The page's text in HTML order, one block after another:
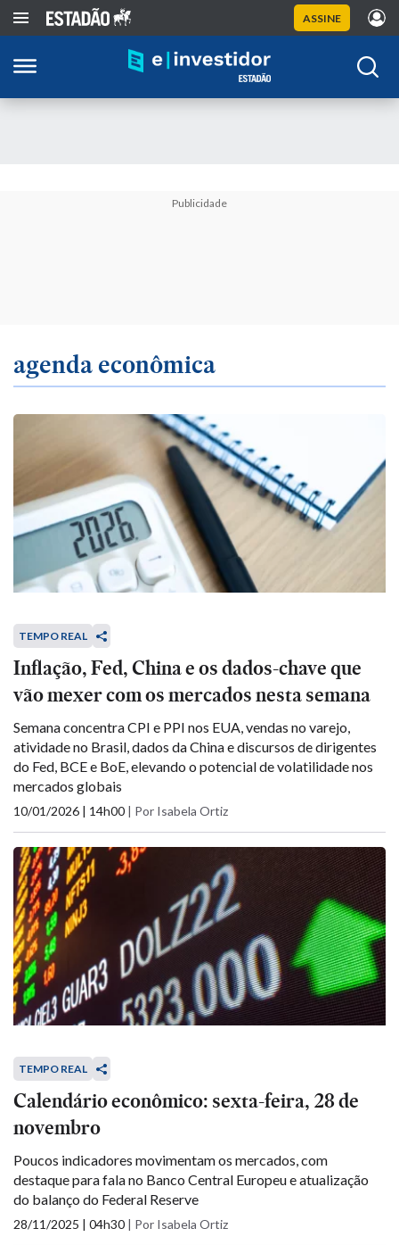
ASSINE
Publicidade
agenda econômica
TEMPO REAL
Inflação, Fed, China e os dados-chave que
vão mexer com os mercados nesta semana
Semana concentra CPI e PPI nos EUA, vendas no varejo,
atividade no Brasil, dados da China e discursos de dirigentes
do Fed, BCE e BoE, elevando o potencial de volatilidade nos
mercados globais
10/01/2026 | 14h00 | Por Isabela Ortiz
TEMPO REAL
Calendário econômico: sexta-feira, 28 de
novembro
Poucos indicadores movimentam os mercados, com
destaque para fala no Banco Central Europeu e atualização
do balanço do Federal Reserve
28/11/2025 | 04h30 | Por Isabela Ortiz